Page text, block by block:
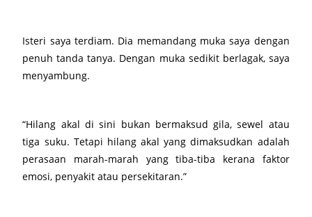
Isteri saya terdiam. Dia memandang muka saya dengan
penuh tanda tanya. Dengan muka sedikit berlagak, saya
menyambung.
“Hilang akal di sini bukan bermaksud gila, sewel atau
tiga suku. Tetapi hilang akal yang dimaksudkan adalah
perasaan marah-marah yang tiba-tiba kerana faktor
emosi, penyakit atau persekitaran.”